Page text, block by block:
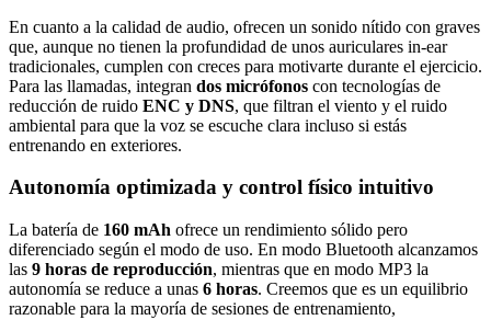
En cuanto a la calidad de audio, ofrecen un sonido nítido con graves
que, aunque no tienen la profundidad de unos auriculares in-ear
tradicionales, cumplen con creces para motivarte durante el ejercicio.
Para las llamadas, integran dos micrófonos con tecnologías de
reducción de ruido ENC y DNS, que filtran el viento y el ruido
ambiental para que la voz se escuche clara incluso si estás
entrenando en exteriores.
Autonomía optimizada y control físico intuitivo
La batería de 160 mAh ofrece un rendimiento sólido pero
diferenciado según el modo de uso. En modo Bluetooth alcanzamos
las 9 horas de reproducción, mientras que en modo MP3 la
autonomía se reduce a unas 6 horas. Creemos que es un equilibrio
razonable para la mayoría de sesiones de entrenamiento,